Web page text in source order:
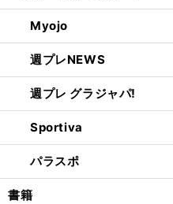
Myojo
週プレNEWS
週プレ グラジャパ!
Sportiva
パラスポ
書籍